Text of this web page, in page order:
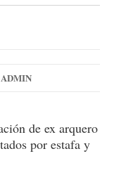
ADMIN
de ex arquero
por estafa y